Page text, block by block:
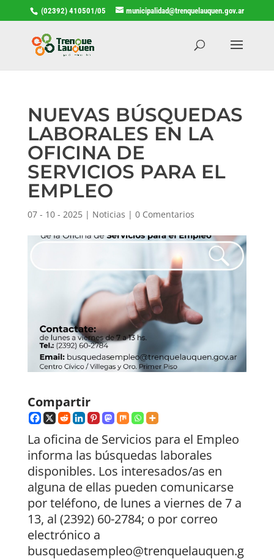
(02392) 410501/05 municipalidad@trenquelauquen.gov.ar
NUEVAS BÚSQUEDAS
LABORALES EN LA
OFICINA DE
SERVICIOS PARA EL
EMPLEO
07 - 10 - 2025| Noticias | 0 Comentarios
Compartir
La oficina de Servicios para el Empleo
informa las búsquedas laborales
disponibles. Los interesados/as en
alguna de ellas pueden comunicarse
por teléfono, de lunes a viernes de 7 a
13, al (2392) 60-2784; o por correo
electrónico a
busquedasempleo@trenquelauquen.g